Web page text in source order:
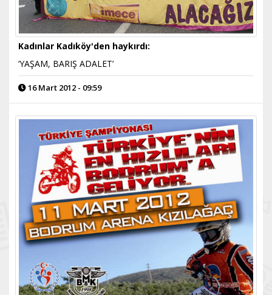
Kadınlar Kadıköy'den haykırdı:
‘YAŞAM, BARIŞ ADALET’
16 Mart 2012 - 09:59